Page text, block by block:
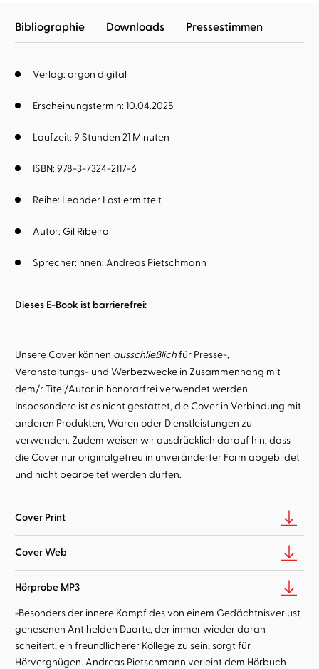
Bibliographie Downloads Pressestimmen
Verlag: argon digital
Erscheinungstermin: 10.04.2025
Laufzeit: 9 Stunden 21 Minuten
ISBN: 978-3-7324-2117-6
Reihe: Leander Lost ermittelt
Autor: Gil Ribeiro
Sprecher:innen: Andreas Pietschmann
Dieses E-Book ist barrierefrei:
Unsere Cover können ausschließlichfür Presse-,
Veranstaltungs- und Werbezwecke in Zusammenhang mit
dem/r Titel/Autor:in honorarfrei verwendet werden.
Insbesondere ist es nicht gestattet, die Cover in Verbindung mit
anderen Produkten, Waren oder Dienstleistungen zu
verwenden. Zudem weisen wir ausdrücklich darauf hin, dass
die Cover nur originalgetreu in unveränderter Form abgebildet
und nicht bearbeitet werden dürfen.
Cover Print
Cover Web
Hörprobe MP3
»Besonders der innere Kampf des von einem Gedächtnisverlust
genesenen Antihelden Duarte, der immer wieder daran
scheitert, ein freundlicherer Kollege zu sein, sorgt für
Hörvergnügen. Andreas Pietschmann verleiht dem Hörbuch